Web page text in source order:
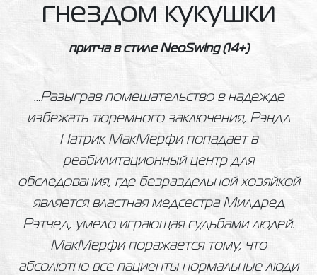
гнездом кукушки
притча в стиле NeoSwing(14+)
…Разыграв помешательство в надежде
избежать тюремного заключения, Рэндл
Патрик МакМерфи попадает в
реабилитационный центр для
обследования, где безраздельной хозяйкой
является властная медсестра Милдред
Рэтчед, умело играющая судьбами людей.
МакМерфи поражается тому, что
абсолютно все пациенты нормальные люди